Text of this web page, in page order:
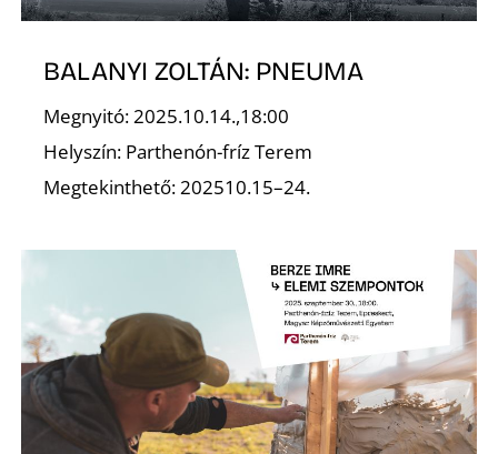
BALANYI ZOLTÁN: PNEUMA
Megnyitó: 2025.10.14.,18:00
Helyszín: Parthenón-fríz Terem
Megtekinthető: 202510.15–24.